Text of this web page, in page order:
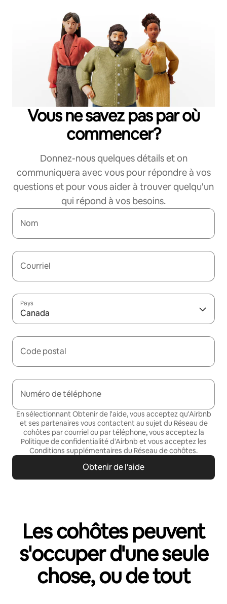
Vous ne savez pas par où
commencer?
Donnez-nous quelques détails et on
communiquera avec vous pour répondre à vos
questions et pour vous aider à trouver quelqu'un
qui répond à vos besoins.
Nom
Courriel
Pays
Canada
Code postal
Numéro de téléphone
En sélectionnant Obtenir de l'aide, vous acceptez qu'Airbnb
et ses partenaires vous contactent au sujet du Réseau de
cohôtes par courriel ou par téléphone, vous acceptez la
Politique de confidentialitéd'Airbnb et vous acceptez les
Conditions supplémentaires du Réseau de cohôtes.
Obtenir de l'aide
Les cohôtes peuvent
s'occuper d'une seule
chose, ou de tout